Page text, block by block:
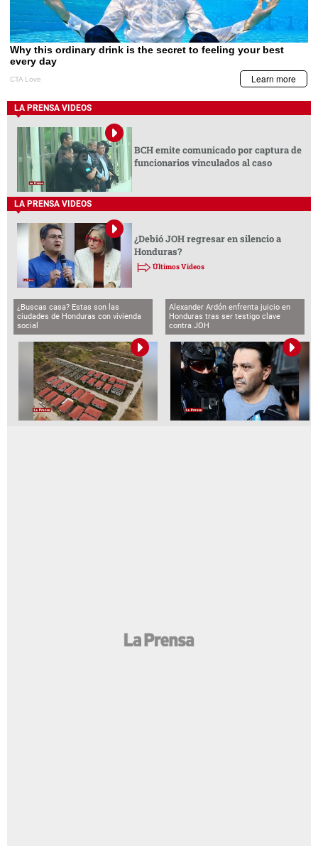
LA PRENSA VIDEOS
BCH emite comunicado por captura de
funcionarios vinculados al caso
LA PRENSA VIDEOS
¿Debió JOH regresar en silencio a
Honduras?
Últimos Videos
¿Buscas casa? Estas son las
ciudades de Honduras con vivienda
social
Alexander Ardón enfrenta juicio en
Honduras tras ser testigo clave
contra JOH